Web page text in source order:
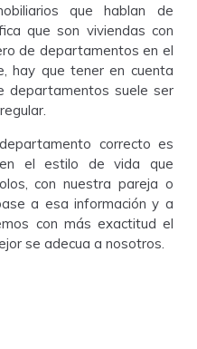
que hablan de
que son viviendas con
de departamentos en el
hay que tener en cuenta
suele ser
correcto es
en el estilo de vida que
con nuestra pareja o
a esa información y a
con más exactitud el
se adecua a nosotros.